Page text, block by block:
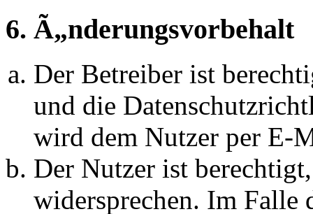
6. Ã„nderungsvorbehalt
Der Betreiber ist
und die
wird dem Nutzer per E-
Der Nutzer ist
widersprechen. Im Falle